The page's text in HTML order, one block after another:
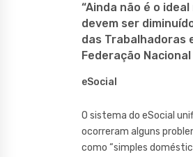
“Ainda não é o
devem ser
das Trabalhadoras
Federação
eSocial
O sistema do eSocial
ocorreram alguns
como “simples